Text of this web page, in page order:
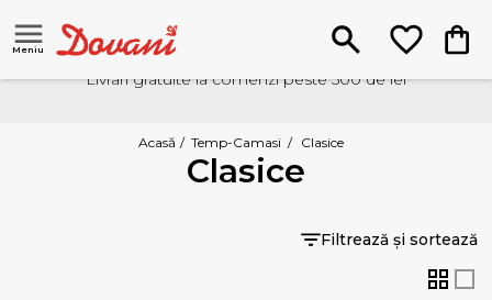
Meniu
Livrari gratuite la comenzi peste 500 de lei
Acasă / Temp-Camasi / Clasice
Clasice
Filtrează și sortează